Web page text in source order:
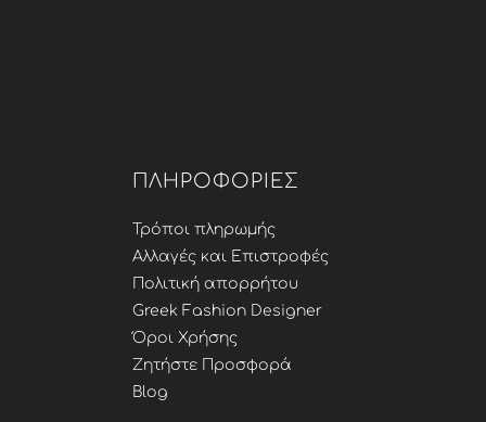
ΠΛΗΡΟΦΟΡΊΕΣ
Τρόποι πληρωμής
Αλλαγές και Επιστροφές
Πολιτική απορρήτου
Greek Fashion Designer
Όροι Χρήσης
Ζητήστε Προσφορά
Blog